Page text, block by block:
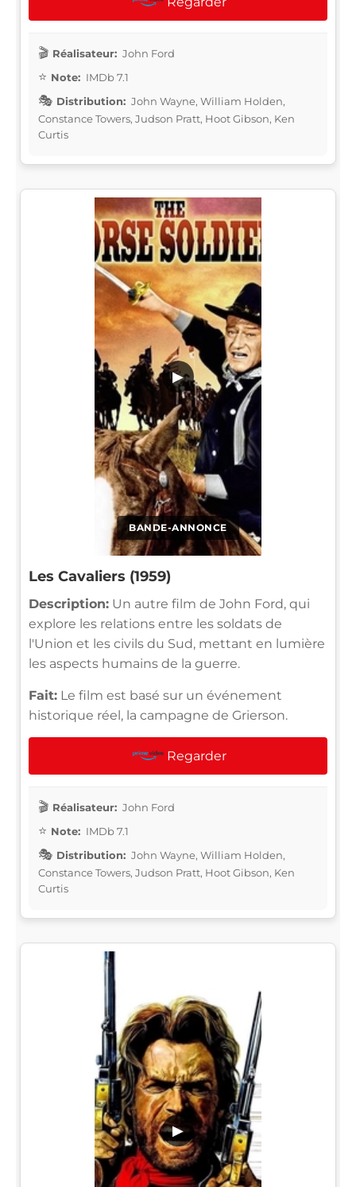
Réalisateur: John Ford
Note: IMDb 7.1
Distribution: John Wayne, William Holden,
Constance Towers, Judson Pratt, Hoot Gibson, Ken
Curtis
BANDE-ANNONCE
▶
Les Cavaliers (1959)
Description: Un autre film de John Ford, qui
explore les relations entre les soldats de
l'Union et les civils du Sud, mettant en lumière
les aspects humains de la guerre.
Fait: Le film est basé sur un événement
historique réel, la campagne de Grierson.
Regarder
Réalisateur: John Ford
Note: IMDb 7.1
Distribution: John Wayne, William Holden,
Constance Towers, Judson Pratt, Hoot Gibson, Ken
Curtis
▶